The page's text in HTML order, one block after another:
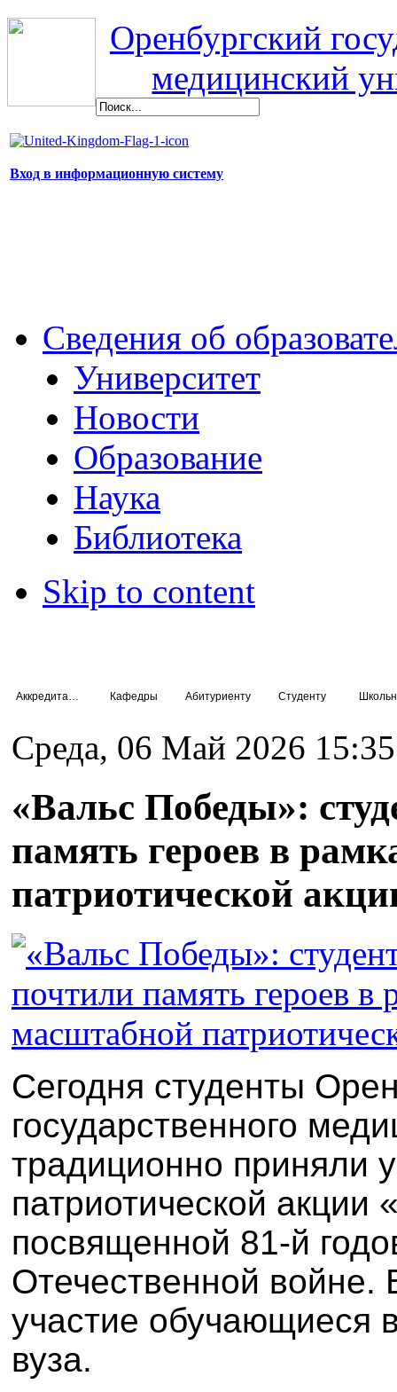
Оренбургский
медицинский
Вход в информационную систему
Сведения об
Университет
Новости
Образование
Наука
Библиотека
Skip to content
Кафедры Абитуриенту Студенту
Среда, 06 Май 2026 15:35
«Вальс Победы»:
память героев в
патриотической
Сегодня студенты
государственного
традиционно приняли
патриотической
посвященной 81-й
Отечественной войне.
участие обучающиеся
вуза.